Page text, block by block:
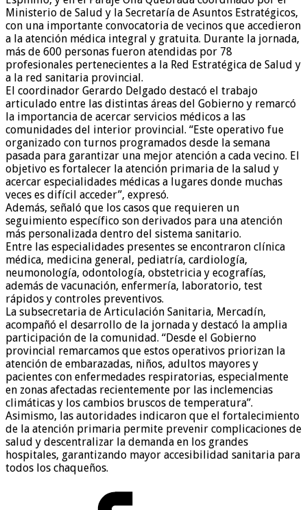
Ministerio de Salud y la Secretaría de Asuntos Estratégicos,
con una importante convocatoria de vecinos que accedieron
a la atención médica integral y gratuita. Durante la jornada,
más de 600 personas fueron atendidas por 78
profesionales pertenecientes a la Red Estratégica de Salud y
a la red sanitaria provincial.
El coordinador Gerardo Delgado destacó el trabajo
articulado entre las distintas áreas del Gobierno y remarcó
la importancia de acercar servicios médicos a las
comunidades del interior provincial. “Este operativo fue
organizado con turnos programados desde la semana
pasada para garantizar una mejor atención a cada vecino. El
objetivo es fortalecer la atención primaria de la salud y
acercar especialidades médicas a lugares donde muchas
veces es difícil acceder”, expresó.
Además, señaló que los casos que requieren un
seguimiento específico son derivados para una atención
más personalizada dentro del sistema sanitario.
Entre las especialidades presentes se encontraron clínica
médica, medicina general, pediatría, cardiología,
neumonología, odontología, obstetricia y ecografías,
además de vacunación, enfermería, laboratorio, test
rápidos y controles preventivos.
La subsecretaria de Articulación Sanitaria, Mercadín,
acompañó el desarrollo de la jornada y destacó la amplia
participación de la comunidad. “Desde el Gobierno
provincial remarcamos que estos operativos priorizan la
atención de embarazadas, niños, adultos mayores y
pacientes con enfermedades respiratorias, especialmente
en zonas afectadas recientemente por las inclemencias
climáticas y los cambios bruscos de temperatura”.
Asimismo, las autoridades indicaron que el fortalecimiento
de la atención primaria permite prevenir complicaciones de
salud y descentralizar la demanda en los grandes
hospitales, garantizando mayor accesibilidad sanitaria para
todos los chaqueños.